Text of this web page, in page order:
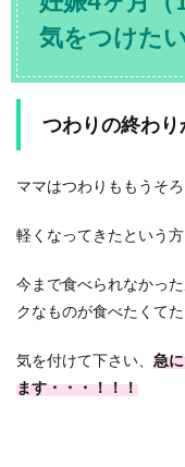
気をつけた
つわりの終わ
ママはつわりももうそ
軽くなってきたという
今まで食べられなかっ
クなものが食べたくて
気を付けて下さい、 急
ます・・・！！！